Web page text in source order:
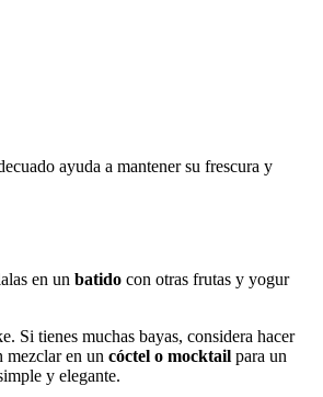
ayuda a mantener su frescura y
en un batido con otras frutas y yogur
Si tienes muchas bayas, considera hacer
mezclar en un cóctel o mocktail para un
y elegante.